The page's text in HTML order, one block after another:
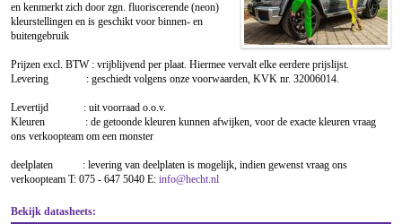
en kenmerkt zich door zgn. fluoriscerende (neon)
kleurstellingen en is geschikt voor binnen- en
buitengebruik
Prijzen excl. BTW : vrijblijvend per plaat. Hiermee vervalt elke eerdere prijslijst.
Levering : geschiedt volgens onze voorwaarden, KVK nr. 32006014.
Levertijd : uit voorraad o.o.v.
Kleuren : de getoonde kleuren kunnen afwijken, voor de exacte kleuren vraag
ons verkoopteam om een monster
deelplaten : levering van deelplaten is mogelijk, indien gewenst vraag ons
verkoopteam T: 075 - 647 5040 E: info@hecht.nl
Bekijk datasheets: